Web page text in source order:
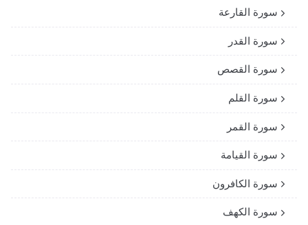
سورة القارعة
سورة القدر
سورة القصص
سورة القلم
سورة القمر
سورة القيامة
سورة الكافرون
سورة الكهف